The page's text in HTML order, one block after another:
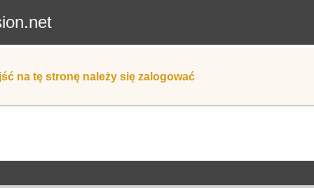
na tę stronę należy się zalogować